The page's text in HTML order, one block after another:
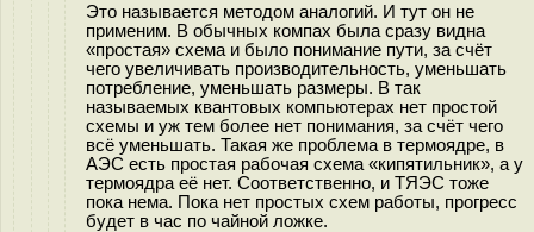
Это называется методом аналогий. И тут он не
применим. В обычных компах была сразу видна
«простая» схема и было понимание пути, за счёт
чего увеличивать производительность, уменьшать
потребление, уменьшать размеры. В так
называемых квантовых компьютерах нет простой
схемы и уж тем более нет понимания, за счёт чего
всё уменьшать. Такая же проблема в термоядре, в
АЭС есть простая рабочая схема «кипятильник», а у
термоядра её нет. Соответственно, и ТЯЭС тоже
пока нема. Пока нет простых схем работы, прогресс
будет в час по чайной ложке.